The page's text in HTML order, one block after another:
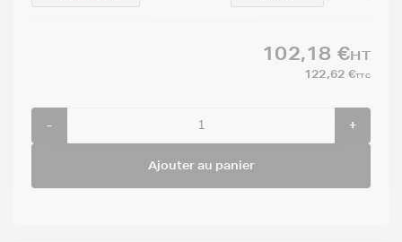
102,18 €HT
122,62 €TTC
- +
Ajouter au panier